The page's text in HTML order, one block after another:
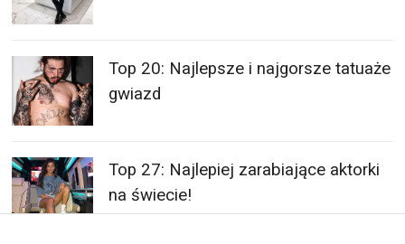
Top 20: Najlepsze i najgorsze tatuaże
gwiazd
Top 27: Najlepiej zarabiające aktorki
na świecie!